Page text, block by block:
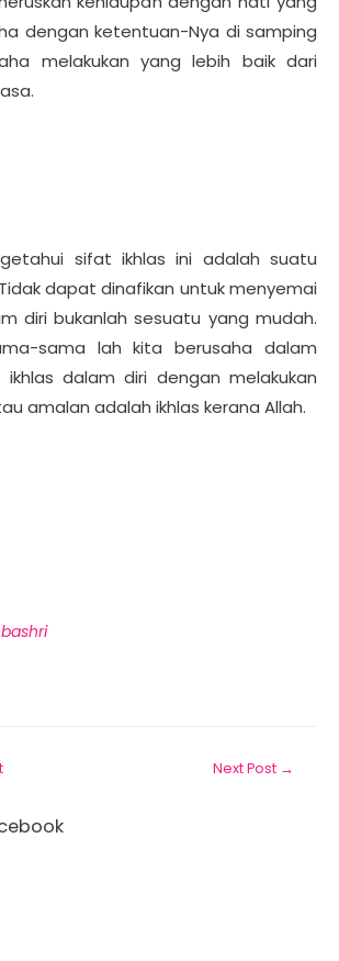
dengan ketentuan-Nya di samping
melakukan yang lebih baik dari
sifat ikhlas ini adalah suatu
dapat dinafikan untuk menyemai
diri bukanlah sesuatu yang mudah.
sama lah kita berusaha dalam
dalam diri dengan melakukan
amalan adalah ikhlas kerana Allah.
Next Post →